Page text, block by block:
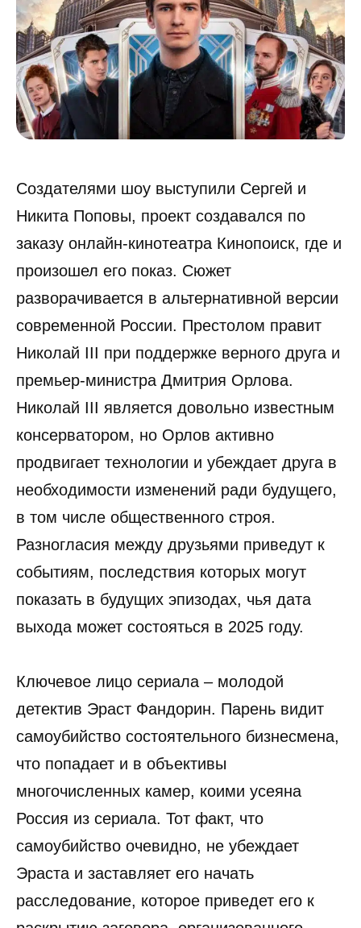
Создателями шоу выступили Сергей и
Никита Поповы, проект создавался по
заказу онлайн-кинотеатра Кинопоиск, где и
произошел его показ. Сюжет
разворачивается в альтернативной версии
современной России. Престолом правит
Николай III при поддержке верного друга и
премьер-министра Дмитрия Орлова.
Николай III является довольно известным
консерватором, но Орлов активно
продвигает технологии и убеждает друга в
необходимости изменений ради будущего,
в том числе общественного строя.
Разногласия между друзьями приведут к
событиям, последствия которых могут
показать в будущих эпизодах, чья дата
выхода может состояться в 2025 году.
Ключевое лицо сериала – молодой
детектив Эраст Фандорин. Парень видит
самоубийство состоятельного бизнесмена,
что попадает и в объективы
многочисленных камер, коими усеяна
Россия из сериала. Тот факт, что
самоубийство очевидно, не убеждает
Эраста и заставляет его начать
расследование, которое приведет его к